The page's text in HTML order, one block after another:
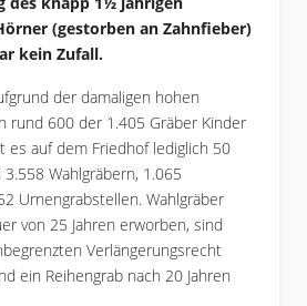
(gestorben an Zahnfieber)
kein Zufall.
der damaligen hohen
rund 600 der 1.405 Gräber Kinder
es auf dem Friedhof lediglich 50
Wahlgräbern, 1.065
Urnengrabstellen. Wahlgräber
von 25 Jahren erworben, sind
Verlängerungsrecht
ein Reihengrab nach 20 Jahren